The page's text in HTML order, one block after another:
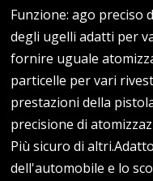
Funzione: ago preciso
degli ugelli adatti per
fornire uguale
particelle per vari
prestazioni della
precisione di
Più sicuro di
dell'automobile e lo